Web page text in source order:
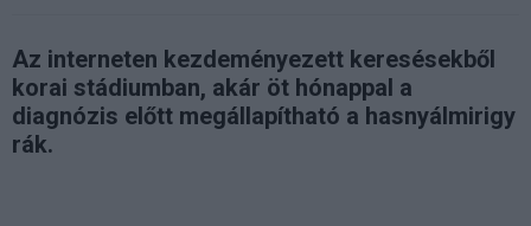
Az interneten kezdeményezett keresésekből
korai stádiumban, akár öt hónappal a
diagnózis előtt megállapítható a hasnyálmirigy
rák.